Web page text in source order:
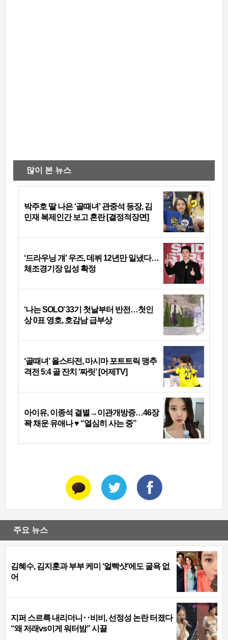
많이 본 뉴스
박주호 딸 나은 ‘골때녀’ 관중석 등장, 김
민재 복제인간 보고 혼란 [결정적장면]
‘드라우닝 걔’ 우즈, 데뷔 12년만 일냈다…
체조경기장 입성 확정
‘나는 SOLO’ 33기 첫날부터 반전…첫인
상 0표 영호, 호감남 급부상
‘골때녀’ 올스타전, 마시마 포트트릭 맹추
격전 5:4 골 잔치 ‘짜릿’ [어제TV]
아이유, 이종석 결별→이관개방증…46장
꽉 채운 유애나 ♥ “열심히 사는 중”
주요 뉴스
김혜수, 김지훈과 부부 케미 ‘얼빡샷’에도 굴욕 없
어
지퍼 스르륵 내리더니‥비비, 선정성 논란 터졌다
“왜 저래vs이게 워터밤” 시끌